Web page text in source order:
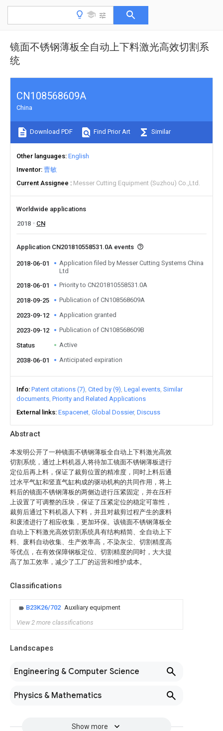
镜面不锈钢薄板全自动上下料激光高效切割系
统
Abstract
本发明公开了一种镜面不锈钢薄板全自动上下料激光高效
切割系统，通过上料机器人将待加工镜面不锈钢薄板进行
定位后再上料，保证了裁剪位置的精准度，同时上料后通
过水平气缸和竖直气缸构成的驱动机构的共同作用，将上
料后的镜面不锈钢薄板的两侧边进行压紧固定，并在压杆
上设置了可调整的压块，保证了压紧定位的稳定可靠性，
裁剪后通过下料机器人下料，并且对裁剪过程产生的废料
和废渣进行了相应收集，更加环保。该镜面不锈钢薄板全
自动上下料激光高效切割系统具有结构精简、全自动上下
料、废料自动收集、生产效率高，不染灰尘、切割精度高
等优点，在有效保障钢板定位、切割精度的同时，大大提
高了加工效率，减少了工厂的运营和维护成本。
Classifications
B23K26/702 Auxiliary equipment
View 2 more classifications
Landscapes
Engineering & Computer Science
Physics & Mathematics
Show more
CN108568609A
China
Download PDF Find Prior Art Similar
Other languages English
Inventor 曹敏
Current Assignee
Messer Cutting Equipment (Suzhou) Co.,Ltd.
Worldwide applications
2018
CN
Application CN201810558531.0A events
2018-06-01
Application filed by Messer Cutting Systems China
Ltd
2018-06-01
Priority to CN201810558531.0A
2018-09-25 Publication of CN108568609A
2023-09-12 Application granted
2023-09-12 Publication of CN108568609B
Status Active
2038-06-01 Anticipated expiration
Info Patent citations (7) Cited by (9) Legal events Similar
documents Priority and Related Applications
External links Espacenet Global Dossier Discuss